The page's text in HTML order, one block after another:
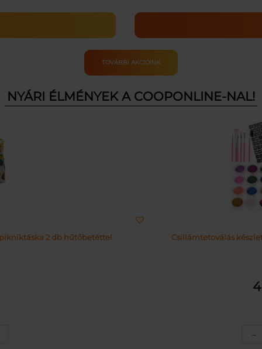
TOVÁBBI AKCIÓINK
NYÁRI ÉLMÉNYEK A COOPONLINE-NAL!
2 db hűtőbetéttel Csillámtetoválás
–